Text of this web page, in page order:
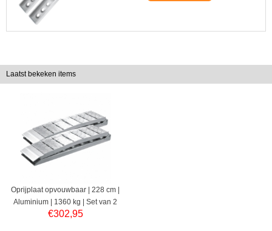
Laatst bekeken items
Oprijplaat opvouwbaar | 228 cm |
Aluminium | 1360 kg | Set van 2
€302,95